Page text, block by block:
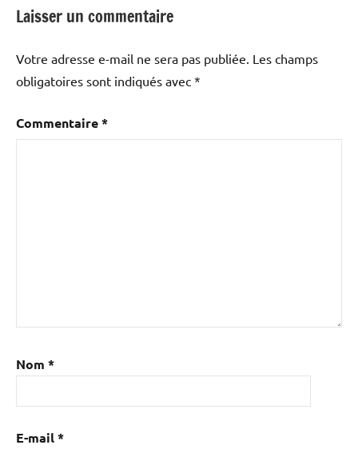
Laisser un commentaire
Votre adresse e-mail ne sera pas publiée. Les champs
obligatoires sont indiqués avec *
Commentaire*
Nom *
E-mail*